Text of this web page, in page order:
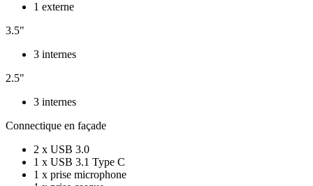
1 externe
3.5"
3 internes
2.5"
3 internes
Connectique en façade
2 x USB 3.0
1 x USB 3.1 Type C
1 x prise microphone